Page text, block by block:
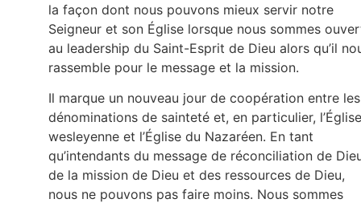
la façon dont nous pouvons mieux servir notre
Seigneur et son Église lorsque nous sommes
au leadership du Saint-Esprit de Dieu alors qu’il
rassemble pour le message et la mission.
Il marque un nouveau jour de coopération entre les
dénominations de sainteté et, en particulier, l’Église
wesleyenne et l’Église du Nazaréen. En tant
qu’intendants du message de réconciliation de
de la mission de Dieu et des ressources de Dieu,
nous ne pouvons pas faire moins. Nous sommes